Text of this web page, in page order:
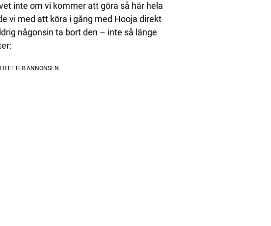
inte om vi kommer att göra så här hela
vi med att köra i gång med Hooja direkt
någonsin ta bort den – inte så länge